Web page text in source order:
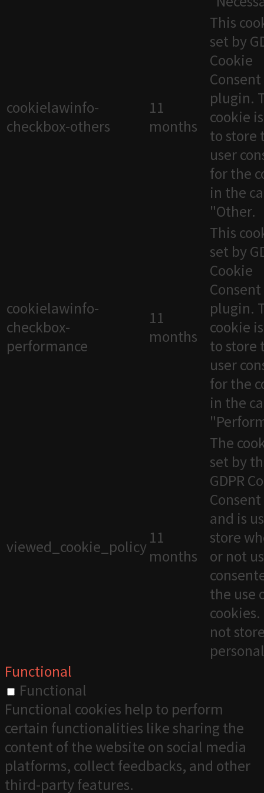
cookielawinfo-
checkbox-others
11
months
This
set by
Cookie
Consent
plugin.
cookie
to store
user
for the
in the
"Other.
cookielawinfo-
checkbox-
performance
11
months
This
set by
Cookie
Consent
plugin.
cookie
to store
user
for the
in the
viewed_cookie_policy 11
months
The
set by
GDPR
and is
store
or not
the use
not
Functional
Functional
Functional cookies help to perform
certain functionalities like sharing the
content of the website on social media
platforms, collect feedbacks, and other
third-party features.